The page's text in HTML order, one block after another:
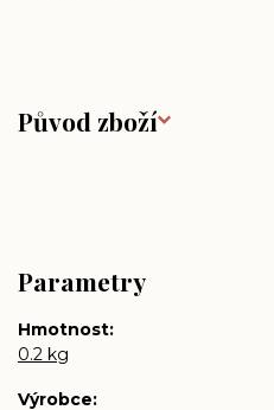
Původ zboží
Parametry
Hmotnost
0.2 kg
Výrobce